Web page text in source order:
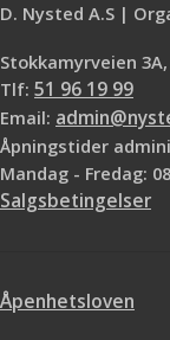
D. Nysted A.S |
Stokkamyrveien 3A,
Tlf: 51 96 19 99
Email:
Åpningstider
Mandag - Fredag:
Salgsbetingelser
Åpenhetsloven